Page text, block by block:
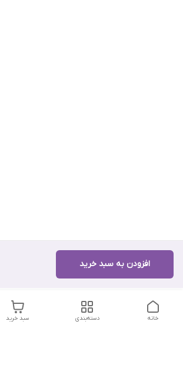
افزودن به سبد خرید
سبد خرید دسته‌بندی خانه